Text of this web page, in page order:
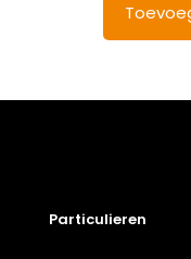
Particulieren